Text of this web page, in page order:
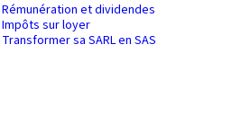
Rémunération et dividendes
Impôts sur loyer
Transformer sa SARL en SAS